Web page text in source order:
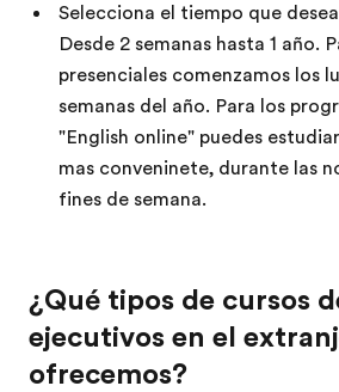
Selecciona el tiempo que
Desde 2 semanas hasta 1 año.
presenciales comenzamos los
semanas del año. Para los
"English online" puedes
mas conveninete, durante las
fines de semana.
¿Qué tipos de cursos
ejecutivos en el
ofrecemos?